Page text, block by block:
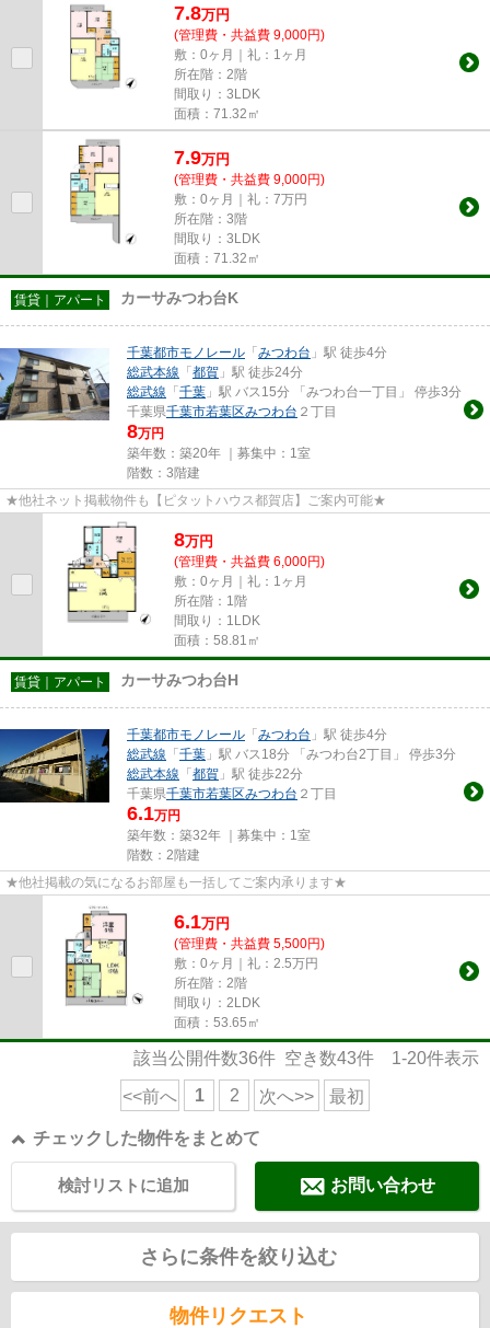
7.8万円
(管理費・共益費 9,000円)
敷：0ヶ月｜礼：1ヶ月
所在階：2階
間取り：3LDK
面積：71.32㎡
7.9万円
(管理費・共益費 9,000円)
敷：0ヶ月｜礼：7万円
所在階：3階
間取り：3LDK
面積：71.32㎡
賃貸｜アパート カーサみつわ台K
千葉都市モノレール 「 みつわ台 」駅 徒歩4分
総武本線 「 都賀 」駅 徒歩24分
総武線 「 千葉 」駅 バス15分 「みつわ台一丁目」 停歩3分
千葉県千葉市若葉区みつわ台 ２丁目
8万円
築年数：築20年 ｜募集中： 1室
階数：3階建
★他社ネット掲載物件も【ピタットハウス都賀店】ご案内可能★
8万円
(管理費・共益費 6,000円)
敷：0ヶ月｜礼：1ヶ月
所在階：1階
間取り：1LDK
面積：58.81㎡
賃貸｜アパート カーサみつわ台H
千葉都市モノレール 「 みつわ台 」駅 徒歩4分
総武線 「 千葉 」駅 バス18分 「みつわ台2丁目」 停歩3分
総武本線 「 都賀 」駅 徒歩22分
千葉県千葉市若葉区みつわ台 ２丁目
6.1万円
築年数：築32年 ｜募集中： 1室
階数：2階建
★他社掲載の気になるお部屋も一括してご案内承ります★
6.1万円
(管理費・共益費 5,500円)
敷：0ヶ月｜礼：2.5万円
所在階：2階
間取り：2LDK
面積：53.65㎡
該当公開件数36件 空き数43件 1-20件表示
<<前へ 1 2 次へ>> 最初
チェックした物件をまとめて
お問い合わせ
検討リストに追加
さらに条件を絞り込む
物件リクエスト